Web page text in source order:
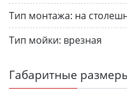
Тип монтажа: на
Тип мойки: врезная
Габаритные